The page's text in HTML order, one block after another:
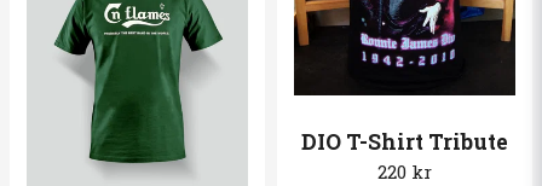
Skicka frågaDIO T-Shirt Tribute
220 kr